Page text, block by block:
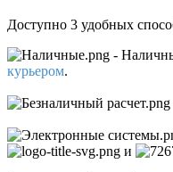
Доступно 3 удобных
-
курьером.
и